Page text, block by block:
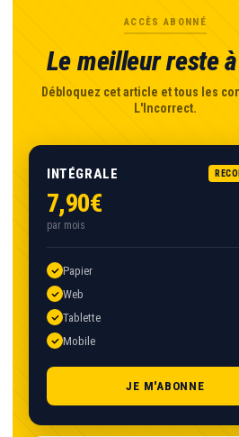
ACCÈS ABONNÉ
Le meilleur reste
Débloquez cet article et tous les
L'Incorrect.
INTÉGRALE
7,90€
par mois
Papier
Web
Tablette
Mobile
JE M'ABONNE